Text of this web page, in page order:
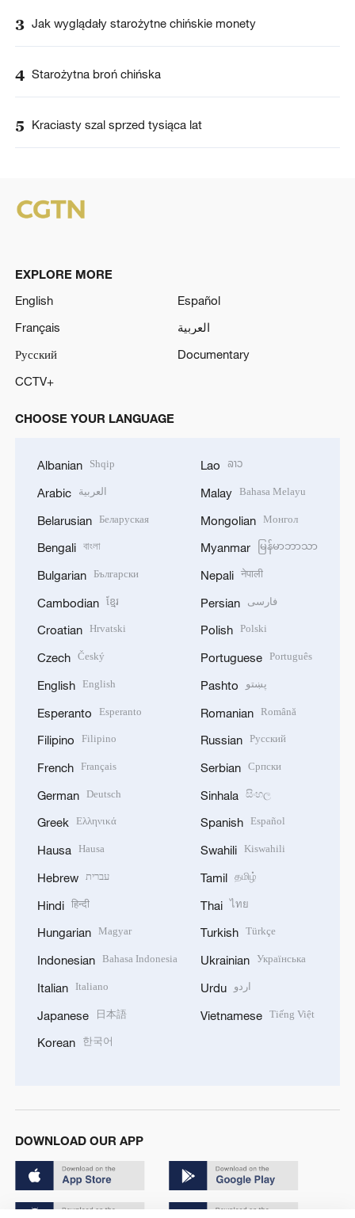
3 Jak wyglądały starożytne chińskie monety
4 Starożytna broń chińska
5 Kraciasty szal sprzed tysiąca lat
EXPLORE MORE
English
Español
Français
العربية
Русский
Documentary
CCTV+
CHOOSE YOUR LANGUAGE
Albanian Shqip
Arabic العربية
Belarusian Беларуская
Bengali বাংলা
Bulgarian Български
Cambodian ខ្មែរ
Croatian Hrvatski
Czech Český
English English
Esperanto Esperanto
Filipino Filipino
French Français
German Deutsch
Greek Ελληνικά
Hausa Hausa
Hebrew עברית
Hindi हिन्दी
Hungarian Magyar
Indonesian Bahasa Indonesia
Italian Italiano
Japanese 日本語
Korean 한국어
Lao ລາວ
Malay Bahasa Melayu
Mongolian Монгол
Myanmar မြန်မာဘာသာ
Nepali नेपाली
Persian فارسی
Polish Polski
Portuguese Português
Pashto پښتو
Romanian Română
Russian Русский
Serbian Српски
Sinhala සිංහල
Spanish Español
Swahili Kiswahili
Tamil தமிழ்
Thai ไทย
Turkish Türkçe
Ukrainian Українська
Urdu اردو
Vietnamese Tiếng Việt
DOWNLOAD OUR APP